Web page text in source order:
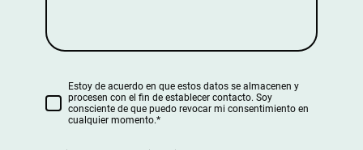
Estoy de acuerdo en que estos datos se almacenen y
procesen con el fin de establecer contacto. Soy
consciente de que puedo revocar mi consentimiento en
cualquier momento.*